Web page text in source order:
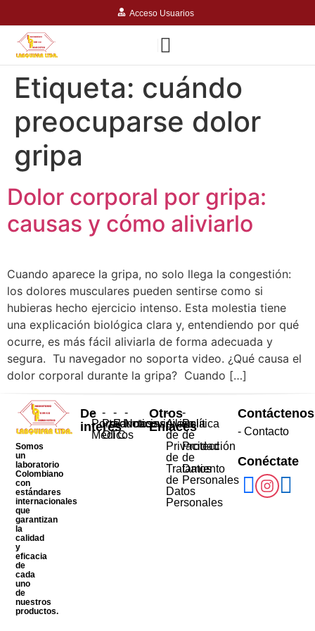
Acceso Usuarios
Etiqueta: cuándo
preocuparse dolor
gripa
Dolor corporal por gripa:
causas y cómo aliviarlo
Cuando aparece la gripa, no solo llega la congestión:
los dolores musculares pueden sentirse como si
hubieras hecho ejercicio intenso. Esta molestia tiene
una explicación biológica clara y, entendiendo por qué
ocurre, es más fácil aliviarla de forma adecuada y
segura. Tu navegador no soporta video. ¿Qué causa el
dolor corporal durante la gripa? Cuando […]
Somos
un
laboratorio
Colombiano
con
estándares
internacionales
que
garantizan
la
calidad
y
eficacia
de
cada
uno
de
nuestros
productos.
De
interés
-
Portal
Médicos
-
Productos
OTC
-
Farmacovigilancia
-
Noticias
Otros
Enlaces
-
Aviso
de
Privacidad
de
Tratamiento
de
Datos
Personales
-
Política
de
Protección
de
Datos
Personales
Contáctenos
- Contacto
Conéctate